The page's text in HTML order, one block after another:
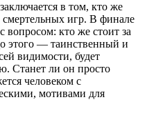
в том, кто же
смертельных игр. В финале
вопросом: кто же стоит за
этого — таинственный и
видимости, будет
Станет ли он просто
человеком с
мотивами для